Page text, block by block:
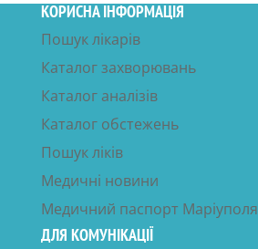
КОРИСНА ІНФОРМАЦІЯ
Пошук лікарів
Каталог захворювань
Каталог аналізів
Каталог обстежень
Пошук ліків
Медичні новини
Медичний паспорт Маріуполя
ДЛЯ КОМУНІКАЦІЇ